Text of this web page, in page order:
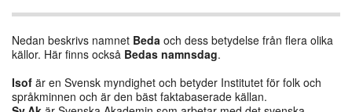
Nedan beskrivs namnet Beda och dess betydelse från flera olika
källor. Här finns också Bedas namnsdag.
Isof är en Svensk myndighet och betyder Institutet för folk och
språkminnen och är den bäst faktabaserade källan.